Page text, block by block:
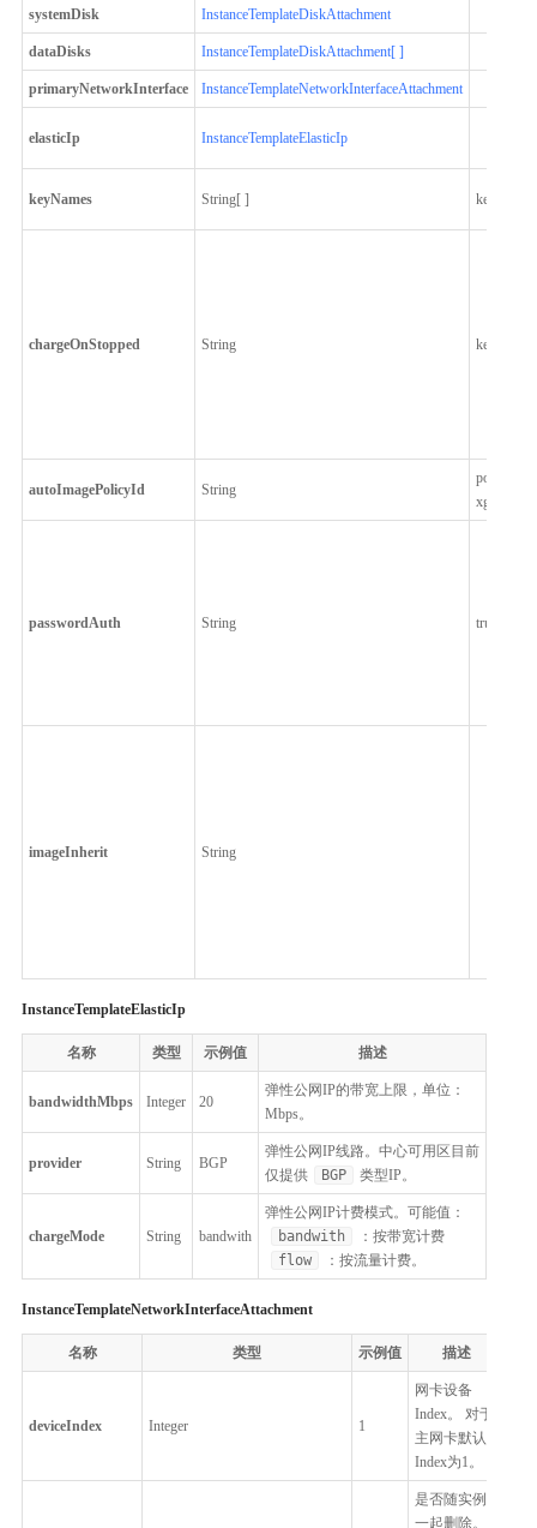
systemDisk InstanceTemplateDiskAttachment
dataDisks InstanceTemplateDiskAttachment[ ]
primaryNetworkInterface InstanceTemplateNetworkInterfaceAttachment
elasticIp InstanceTemplateElasticIp
keyNames String[ ] key-124
chargeOnStopped String
autoImagePolicyId String
pol-
passwordAuth String true
imageInherit String
InstanceTemplateElasticIp
名称 类型 示例值 描述
bandwidthMbps Integer 20
弹性公网IP的带宽上限，单位：
Mbps。
provider String BGP
弹性公网IP线路。中心可用区目前
仅提供
BGP 类型IP。
chargeMode String bandwith
弹性公网IP计费模式。可能值：
bandwith
：按带宽计费
flow
：按流量计费。
InstanceTemplateNetworkInterfaceAttachment
名称 类型 示例值 描述
deviceIndex Integer 1
网卡设备
Index。 对于
主网卡默认
Index为1。
是否随实例
一起删除。